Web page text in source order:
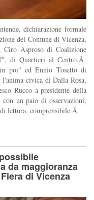
dichiarazione formale
del Comune di Vicenza,
Ciro Asproso di Coalizione
di Quartieri al Centro,Â
poi" ed Ennio Tosetto di
l'anima civica di Dalla Rosa,
Rucco a presidente della
un paio di osservazioni,
lettura, comprensibile.Â
da maggioranza
di Vicenza